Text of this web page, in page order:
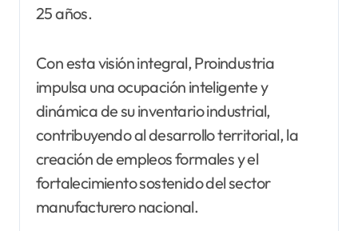
25 años.
Con esta visión integral, Proindustria
impulsa una ocupación inteligente y
dinámica de su inventario industrial,
contribuyendo al desarrollo territorial, la
creación de empleos formales y el
fortalecimiento sostenido del sector
manufacturero nacional.